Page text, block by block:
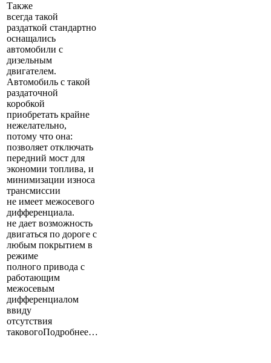
Также
всегда такой
раздаткой стандартно
оснащались
автомобили с
дизельным
двигателем.
Автомобиль с такой
раздаточной
коробкой
приобретать крайне
нежелательно,
потому что она:
позволяет отключать
передний мост для
экономии топлива, и
минимизации износа
трансмиссии
не имеет межосевого
дифференциала.
не дает возможность
двигаться по дороге с
любым покрытием в
режиме
полного привода с
работающим
межосевым
дифференциалом
ввиду
отсутствия
таковогоПодробнее…